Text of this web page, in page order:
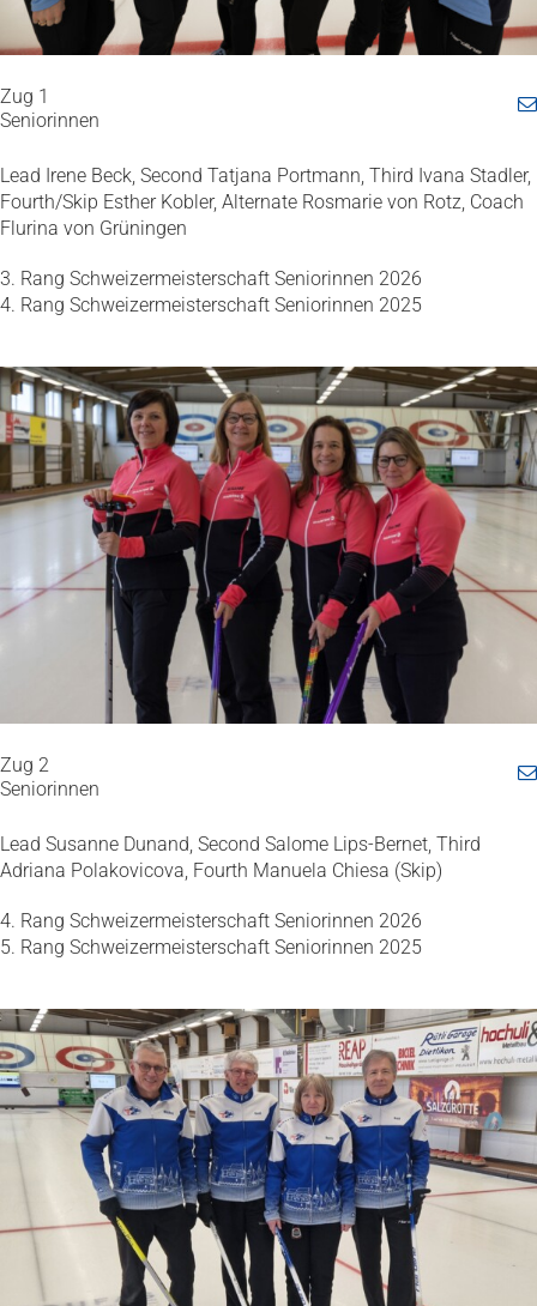
Zug 1
Seniorinnen
Lead Irene Beck, Second Tatjana Portmann, Third Ivana Stadler,
Fourth/Skip Esther Kobler, Alternate Rosmarie von Rotz, Coach
Flurina von Grüningen
3. Rang Schweizermeisterschaft Seniorinnen 2026
4. Rang Schweizermeisterschaft Seniorinnen 2025
Zug 2
Seniorinnen
Lead Susanne Dunand, Second Salome Lips-Bernet, Third
Adriana Polakovicova, Fourth Manuela Chiesa (Skip)
4. Rang Schweizermeisterschaft Seniorinnen 2026
5. Rang Schweizermeisterschaft Seniorinnen 2025